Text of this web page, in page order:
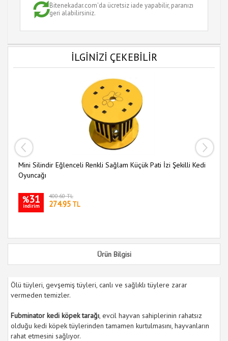
Bitenekadar.com'da ücretsiz iade yapabilir, paranızı
geri alabilirsiniz.
İLGİNİZİ ÇEKEBİLİR
Mini Silindir Eğlenceli Renkli Sağlam Küçük Pati İzi Şekilli Kedi
Oyuncağı
%31
indirim
400.60 TL
274.95 TL
Ürün Bilgisi
Ölü tüyleri, gevşemiş tüyleri, canlı ve sağlıklı tüylere zarar
vermeden temizler.
Fubminator kedi köpek tarağı , evcil hayvan sahiplerinin rahatsız
olduğu kedi köpek tüylerinden tamamen kurtulmasını, hayvanların
rahat etmesini sağlıyor.